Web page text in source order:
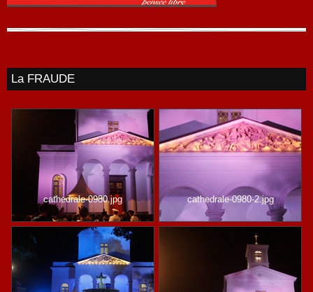
La FRAUDE
cathedrale-0980.jpg cathedrale-0980-2.jpg